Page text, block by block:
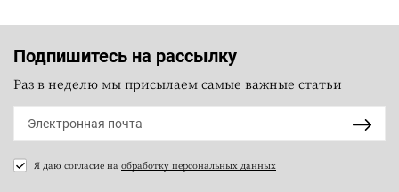
Подпишитесь на рассылку
Раз в неделю мы присылаем самые важные статьи
Я даю согласие на обработку персональных данных